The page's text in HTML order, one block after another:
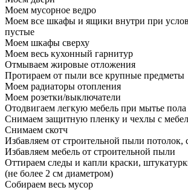
Моем мусорное ведро
Моем все шкафы и ящики внутри при
пустые
Моем шкафы сверху
Моем весь кухонный гарнитур
Отмываем жировые отложения
Протираем от пыли все крупные предметы
Моем радиаторы отопления
Моем розетки/выключатели
Отодвигаем легкую мебель при мытье пола
Снимаем защитную пленку и чехлы с
Снимаем скотч
Избавляем от строительной пыли потолок,
Избавляем мебель от строительной пыли
Оттираем следы и капли краски,
(не более 2 см диаметром)
Собираем весь мусор